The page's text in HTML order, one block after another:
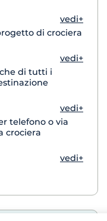
vedi+
di crociera
vedi+
di tutti i
vedi+
telefono o via
crociera
vedi+